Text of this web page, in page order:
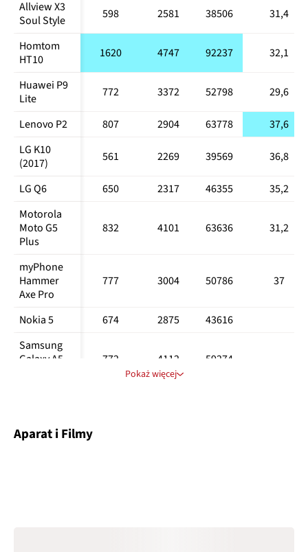
Sony
Xperia XA1
13702 940 920,52 383,1
Xiaomi
Redmi 3S
9003 289 619,5 274,4
Sony
Xperia L1
5806 273 336,3 159
Soul Style
598 2581 38506 31,4
Homtom
HT10
1620 4747 92237 32,1
Huawei P9
Lite
772 3372 52798 29,6
Lenovo P2 807 2904 63778
37,6
LG K10
(2017)
561 2269 39569 36,8
LG Q6 650 2317 46355
35,2
Motorola
Moto G5
Plus
832 4101 63636 31,2
myPhone
Hammer
Axe Pro
777 3004 50786 37
Nokia 5 674 2875
43616
Samsung
Galaxy A5
772 4112 59274
Sony
Pokaż więcej
Aparat i Filmy